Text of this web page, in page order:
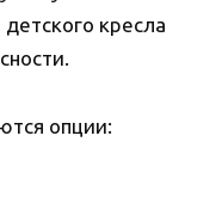
кресла
опции: